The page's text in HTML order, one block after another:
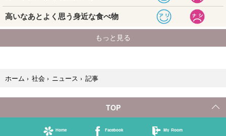
ホーム › 社会 › ニュース › 記事
TOP
Home Facebook My Room